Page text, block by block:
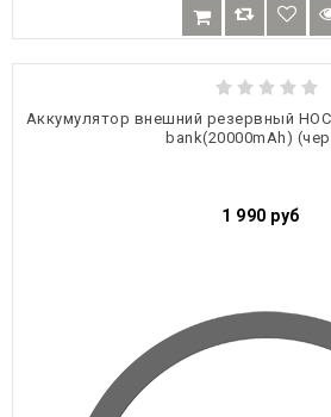
Аккумулятор внешний резервный
bank(20000mAh)
1 990 руб